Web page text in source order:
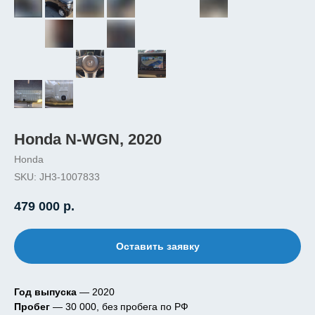
Honda N-WGN, 2020
Honda
SKU: JH3-1007833
479 000 р.
Оставить заявку
Год выпуска — 2020
Пробег — 30 000, без пробега по РФ